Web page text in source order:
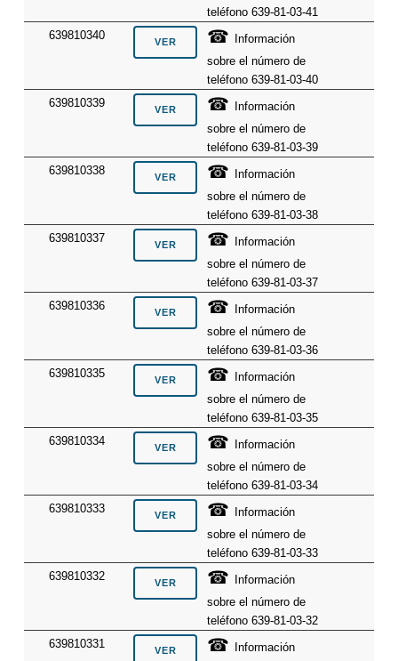
teléfono 639-81-03-41
639810340
☎
Información
sobre el número de
teléfono 639-81-03-40
639810339
☎
Información
sobre el número de
teléfono 639-81-03-39
639810338
☎
Información
sobre el número de
teléfono 639-81-03-38
639810337
☎
Información
sobre el número de
teléfono 639-81-03-37
639810336
☎
Información
sobre el número de
teléfono 639-81-03-36
639810335
☎
Información
sobre el número de
teléfono 639-81-03-35
639810334
☎
Información
sobre el número de
teléfono 639-81-03-34
639810333
☎
Información
sobre el número de
teléfono 639-81-03-33
639810332
☎
Información
sobre el número de
teléfono 639-81-03-32
639810331
☎
Información